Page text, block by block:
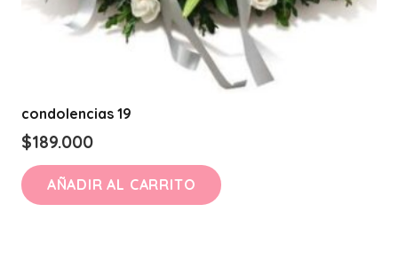
condolencias 19
$189.000
AÑADIR AL CARRITO